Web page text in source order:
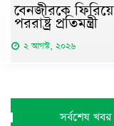
বেনজীরকে
পররাষ্ট্র প্রতিমন্ত্রী
২ আগস্ট, ২০২৬
সর্বশেষ খবর